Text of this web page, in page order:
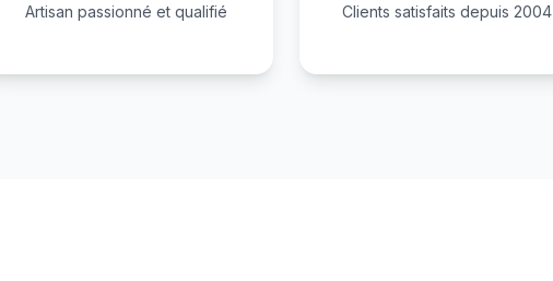
Artisan passionné et qualifié Clients satisfaits depuis 2004